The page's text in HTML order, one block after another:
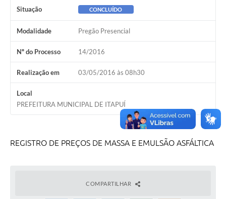
Situação CONCLUÍDO
Modalidade Pregão Presencial
Nº do Processo 14/2016
Realização em 03/05/2016 às 08h30
Local
PREFEITURA MUNICIPAL DE ITAPUÍ
REGISTRO DE PREÇOS DE MASSA E EMULSÃO ASFÁLTICA
COMPARTILHAR